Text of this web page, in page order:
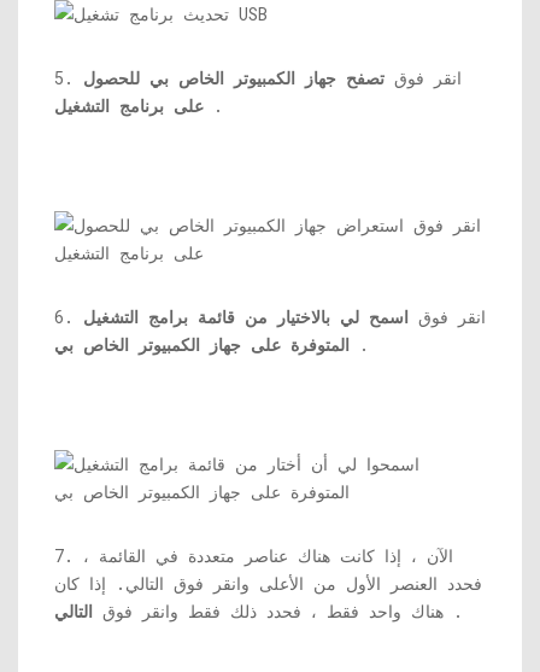
5. انقر فوق تصفح جهاز الكمبيوتر الخاص بي للحصول
على برنامج التشغيل .
6. انقر فوق اسمح لي بالاختيار من قائمة برامج التشغيل
المتوفرة على جهاز الكمبيوتر الخاص بي .
7. الآن ، إذا كانت هناك عناصر متعددة في القائمة ،
فحدد العنصر الأول من الأعلى وانقر فوق التالي. إذا كان
هناك واحد فقط ، فحدد ذلك فقط وانقر فوق التالي .